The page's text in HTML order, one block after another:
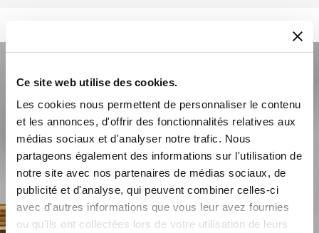
Ce site web utilise des cookies.
Les cookies nous permettent de personnaliser le contenu
et les annonces, d'offrir des fonctionnalités relatives aux
médias sociaux et d'analyser notre trafic. Nous
partageons également des informations sur l'utilisation de
notre site avec nos partenaires de médias sociaux, de
publicité et d'analyse, qui peuvent combiner celles-ci
avec d'autres informations que vous leur avez fournies
ou qu'ils ont collectées lors de votre utilisation de leurs